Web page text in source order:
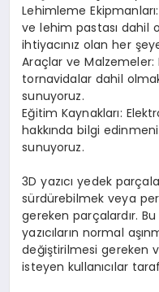
Lehimleme
ve lehim pastası dahil
ihtiyacınız olan her
Araçlar ve Malzemeler:
tornavidalar dahil
sunuyoruz.
Eğitim Kaynakları:
hakkında bilgi
sunuyoruz.
3D yazıcı yedek
sürdürebilmek veya
gereken parçalardır.
yazıcıların normal
değiştirilmesi gereken
isteyen kullanıcılar